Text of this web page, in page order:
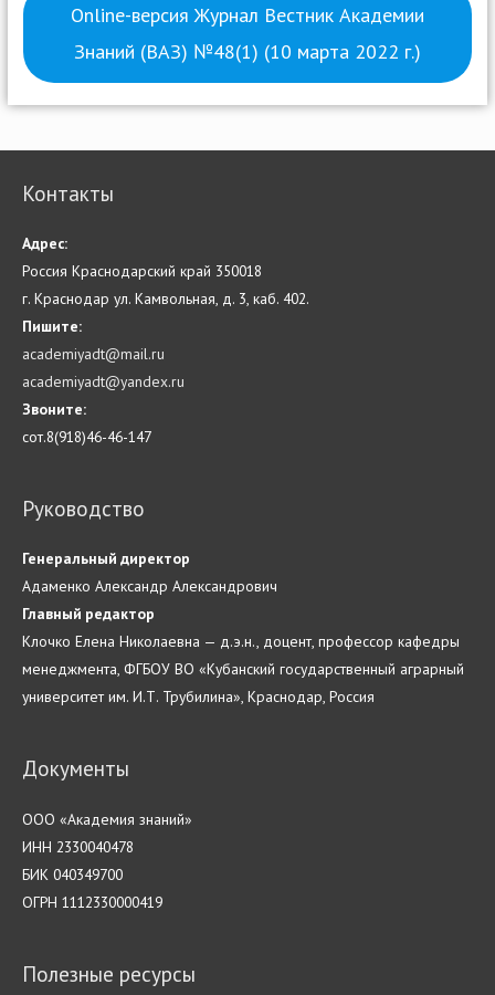
Online-версия Журнал Вестник Академии
Знаний (ВАЗ) №48(1) (10 марта 2022 г.)
Контакты
Адрес:
Россия Краснодарский край 350018
г. Краснодар ул. Камвольная, д. 3, каб. 402.
Пишите:
academiyadt@mail.ru
academiyadt@yandex.ru
Звоните:
сот.8(918)46-46-147
Руководство
Генеральный директор
Адаменко Александр Александрович
Главный редактор
Клочко Елена Николаевна — д.э.н., доцент, профессор кафедры
менеджмента, ФГБОУ ВО «Кубанский государственный аграрный
университет им. И.Т. Трубилина», Краснодар, Россия
Документы
ООО «Академия знаний»
ИНН 2330040478
БИК 040349700
ОГРН 1112330000419
Полезные ресурсы